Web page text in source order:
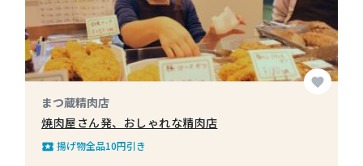
favorite
まつ蔵精肉店
焼肉屋さん発、おしゃれな精肉店
local_play 揚げ物全品10円引き